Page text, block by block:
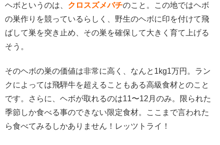
ヘボというのは、 クロスズメバチのこと。この地ではヘボ
の巣作りを競っているらしく、野生のヘボに印を付けて飛
ばして巣を突き止め、その巣を確保して大きく育て上げる
そう。
そのヘボの巣の価値は非常に高く、なんと1kg1万円。ラン
クによっては飛騨牛を超えることもある高級食材とのこと
です。さらに、ヘボが取れるのは11〜12月のみ。限られた
季節しか食べる事のできない限定食材。ここまで言われた
ら食べてみるしかありません！レッツトライ！